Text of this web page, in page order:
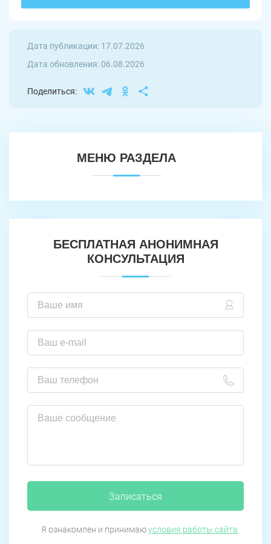
Дата публикации: 17.07.2026
Дата обновления: 06.08.2026
Поделиться:
МЕНЮ РАЗДЕЛА
БЕСПЛАТНАЯ АНОНИМНАЯ
КОНСУЛЬТАЦИЯ
Записаться
Я ознакомлен и принимаюусловия работы сайта